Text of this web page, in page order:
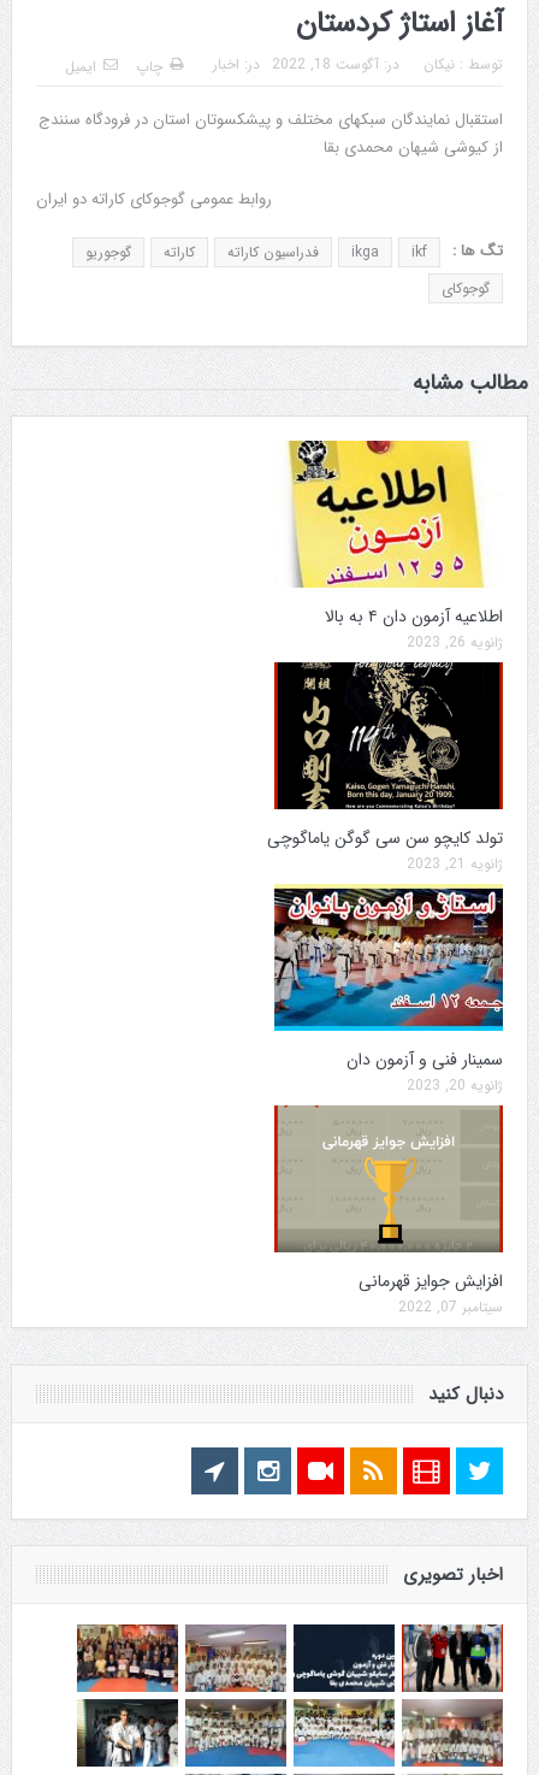
آغاز استاژ کردستان
توسط : نیکان در: آگوست 18, 2022 در: اخبار چاپ ایمیل
استقبال نمایندگان سبکهای مختلف و پیشکسوتان استان در فرودگاه سنندج
از کیوشی شیهان محمدی بقا
روابط عمومی گوجوکای کاراته دو ایران
تگ ها : ikf
ikga فدراسیون کاراته کاراته
گوجوریو
گوجوکای
مطالب مشابه
اطلاعیه آزمون دان ۴ به بالا
ژانویه 26, 2023
تولد کایچو سن سی گوگن یاماگوچی
ژانویه 21, 2023
سمینار فنی و آزمون دان
ژانویه 20, 2023
افزایش جوایز قهرمانی
سپتامبر 07, 2022
دنبال کنید
اخبار تصویری